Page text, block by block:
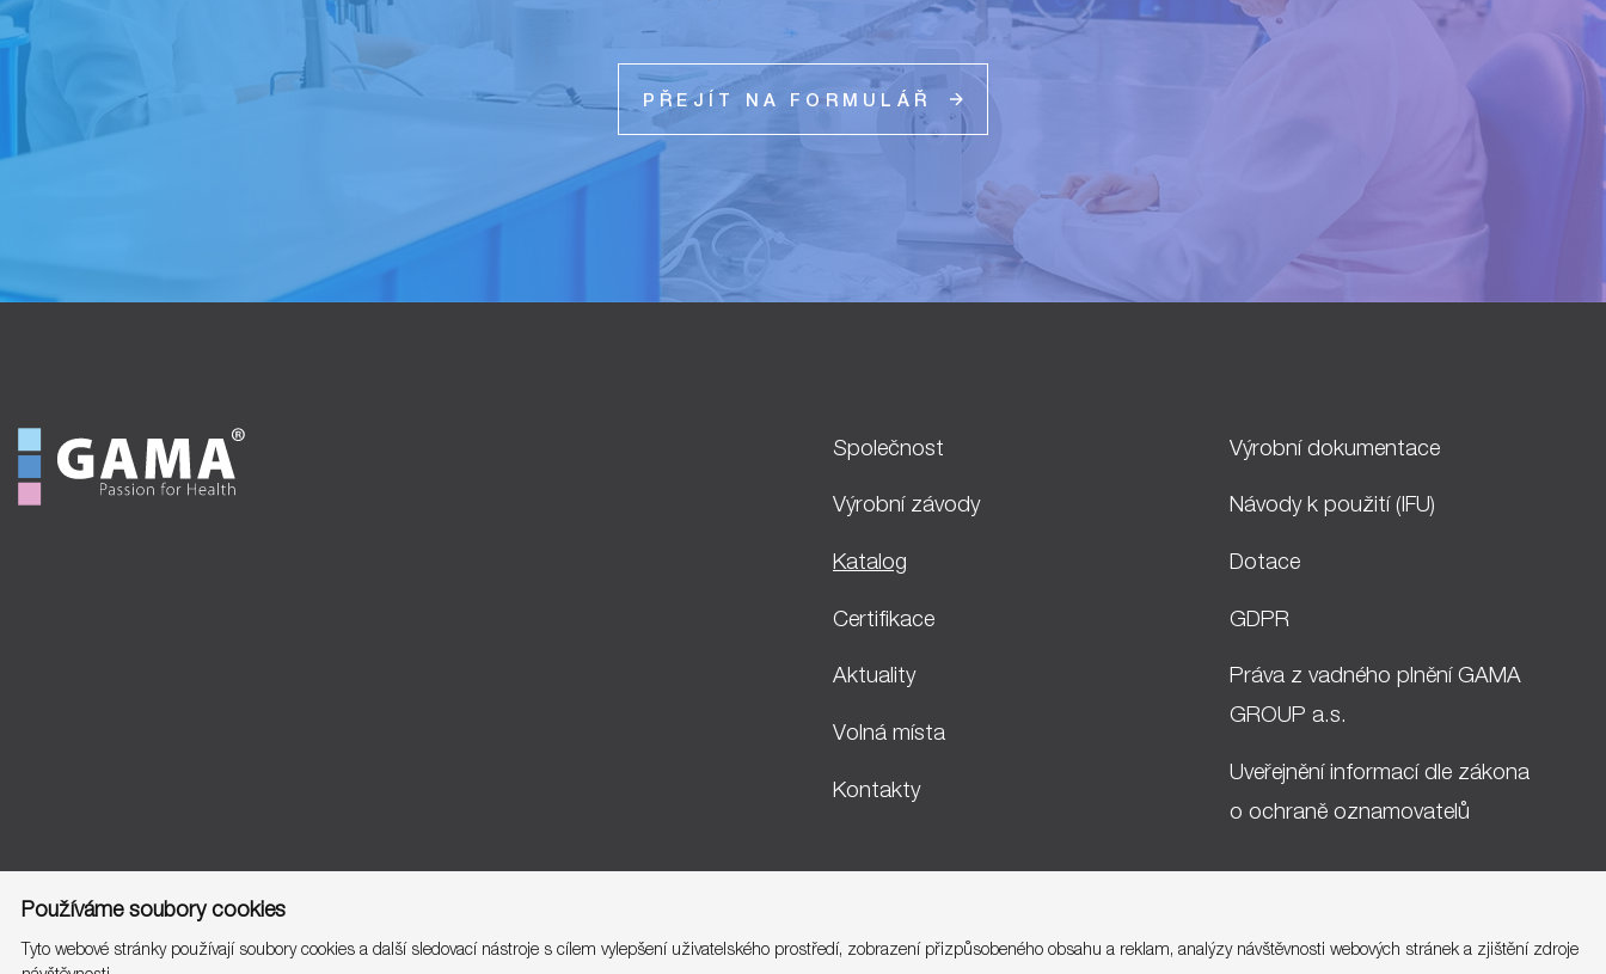
Používáme soubory cookies
Tyto webové stránky používají soubory cookies a další sledovací nástroje s cílem vylepšení uživatelského prostředí, zobrazení přizpůsobeného obsahu a reklam, analýzy návštěvnosti webových stránek a zjištění zdroje
PŘEJÍT NA FORMULÁŘ
Společnost
Výrobní závody
Katalog
Certifikace
Aktuality
Volná místa
Kontakty
Výrobní dokumentace
Návody k použití (IFU)
Dotace
GDPR
Práva z vadného plnění GAMA
GROUP a.s.
Uveřejnění informací dle zákona
o ochraně oznamovatelů